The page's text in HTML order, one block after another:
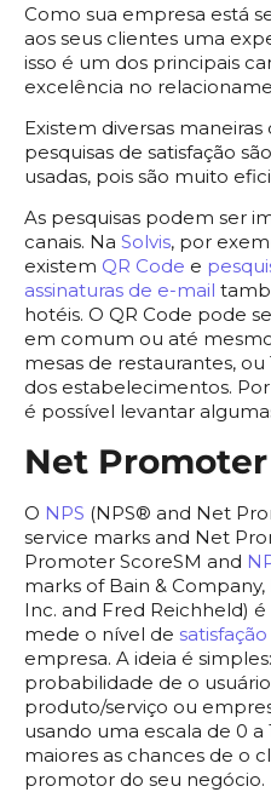
Como sua empresa está
aos seus clientes uma
isso é um dos principais
excelência no
Existem diversas maneiras
pesquisas de satisfação
usadas, pois são muito
As pesquisas podem ser
canais. Na Solvis, por
existem QR Code e
assinaturas de e-mail
hotéis. O QR Code pode
em comum ou até
mesas de restaurantes,
dos estabelecimentos.
é possível levantar
Net
O NPS (NPS® and Net
service marks and Net
Promoter ScoreSM and
marks of Bain &
Inc. and Fred Reichheld)
mede o nível de
empresa. A ideia é
probabilidade de o
produto/serviço ou
usando uma escala de 0
maiores as chances de o
promotor do seu negócio.